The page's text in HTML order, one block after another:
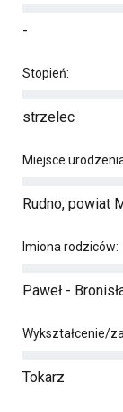
-
Stopień:
strzelec
Miejsce
Rudno, powiat
Imiona rodziców:
Paweł -
Wykształcenie/
Tokarz